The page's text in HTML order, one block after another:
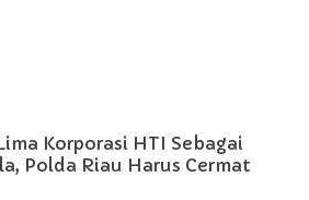
Korporasi HTI Sebagai
Polda Riau Harus Cermat